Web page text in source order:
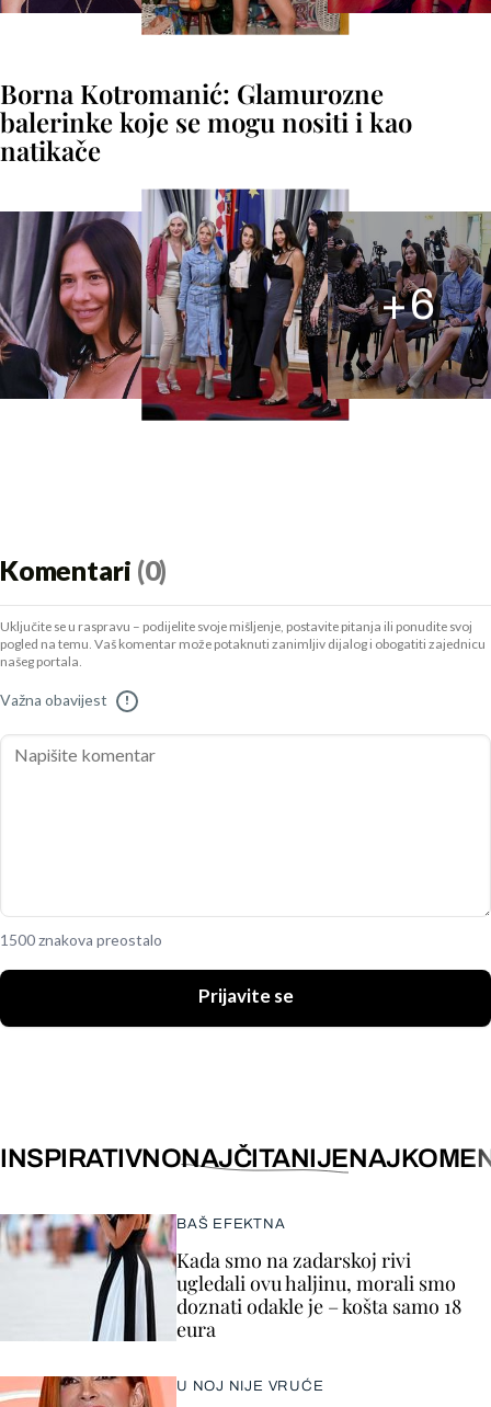
Borna Kotromanić: Glamurozne
balerinke koje se mogu nositi i kao
natikače
+6
Komentari (0)
Uključite se u raspravu – podijelite svoje mišljenje, postavite pitanja ili ponudite svoj
pogled na temu. Vaš komentar može potaknuti zanimljiv dijalog i obogatiti zajednicu
našeg portala.
Važna obavijest !
1500 znakova preostalo
Prijavite se
INSPIRATIVNONAJČITANIJE
BAŠ EFEKTNA
Kada smo na zadarskoj rivi
ugledali ovu haljinu, morali smo
doznati odakle je – košta samo 18
eura
U NOJ NIJE VRUĆE